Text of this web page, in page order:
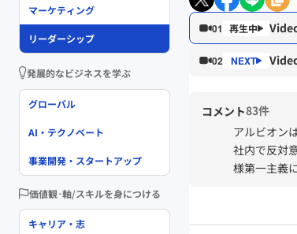
01
02
コメント83件
アルビオン
社内で反対
様第一主義
マーケティング
リーダーシップ
発展的なビジネスを学ぶ
グローバル
AI・テクノベート
事業開発・スタートアップ
価値観･軸/スキルを身につける
キャリア・志